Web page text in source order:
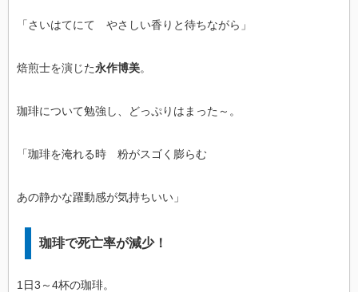
「さいはてにて やさしい香りと待ちながら」
焙煎士を演じた永作博美。
珈琲について勉強し、どっぷりはまった～。
「珈琲を淹れる時 粉がスゴく膨らむ
あの静かな躍動感が気持ちいい」
珈琲で死亡率が減少！
1日3～4杯の珈琲。